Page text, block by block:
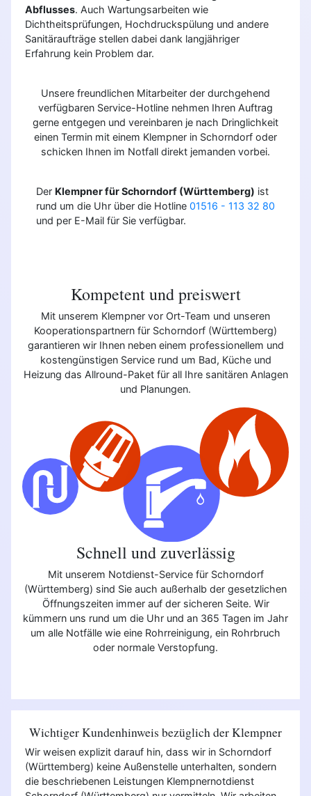
Abflusses. Auch Wartungsarbeiten wie
Dichtheitsprüfungen, Hochdruckspülung und andere
Sanitäraufträge stellen dabei dank langjähriger
Erfahrung kein Problem dar.
Unsere freundlichen Mitarbeiter der durchgehend
verfügbaren Service-Hotline nehmen Ihren Auftrag
gerne entgegen und vereinbaren je nach Dringlichkeit
einen Termin mit einem Klempner in Schorndorf oder
schicken Ihnen im Notfall direkt jemanden vorbei.
Der Klempner für Schorndorf (Württemberg) ist
rund um die Uhr über die Hotline 01516 - 113 32 80
und per E-Mail für Sie verfügbar.
Kompetent und preiswert
Mit unserem Klempner vor Ort-Team und unseren
Kooperationspartnern für Schorndorf (Württemberg)
garantieren wir Ihnen neben einem professionellem und
kostengünstigen Service rund um Bad, Küche und
Heizung das Allround-Paket für all Ihre sanitären Anlagen
und Planungen.
Schnell und zuverlässig
Mit unserem Notdienst-Service für Schorndorf
(Württemberg) sind Sie auch außerhalb der gesetzlichen
Öffnungszeiten immer auf der sicheren Seite. Wir
kümmern uns rund um die Uhr und an 365 Tagen im Jahr
um alle Notfälle wie eine Rohrreinigung, ein Rohrbruch
oder normale Verstopfung.
Wichtiger Kundenhinweis bezüglich der Klempner
Wir weisen explizit darauf hin, dass wir in Schorndorf
(Württemberg) keine Außenstelle unterhalten, sondern
die beschriebenen Leistungen Klempnernotdienst